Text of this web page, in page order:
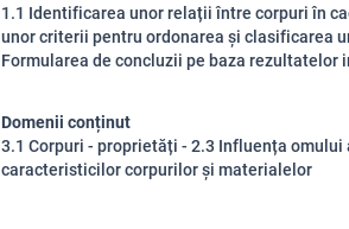
1.1 Identificarea unor relații între corpuri în
unor criterii pentru ordonarea și clasificarea
Formularea de concluzii pe baza rezultatelor
Domenii conținut
3.1 Corpuri - proprietăți - 2.3 Influența
caracteristicilor corpurilor și materialelor